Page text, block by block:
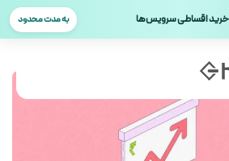
اقساطی سرویس‌ها به مدت محدود